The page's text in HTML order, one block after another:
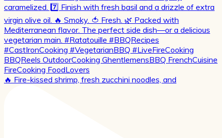
🔥 Fire-kissed shrimp, fresh zucchini noodles, and